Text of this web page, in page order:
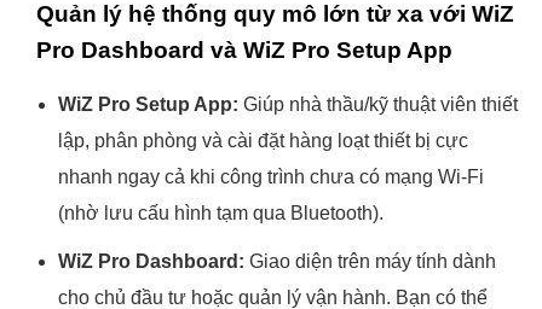
Quản lý hệ thống quy mô lớn từ xa với WiZ
Pro Dashboard và WiZ Pro Setup App
WiZ Pro Setup App: Giúp nhà thầu/kỹ thuật viên thiết
lập, phân phòng và cài đặt hàng loạt thiết bị cực
nhanh ngay cả khi công trình chưa có mạng Wi-Fi
(nhờ lưu cấu hình tạm qua Bluetooth).
WiZ Pro Dashboard: Giao diện trên máy tính dành
cho chủ đầu tư hoặc quản lý vận hành. Bạn có thể